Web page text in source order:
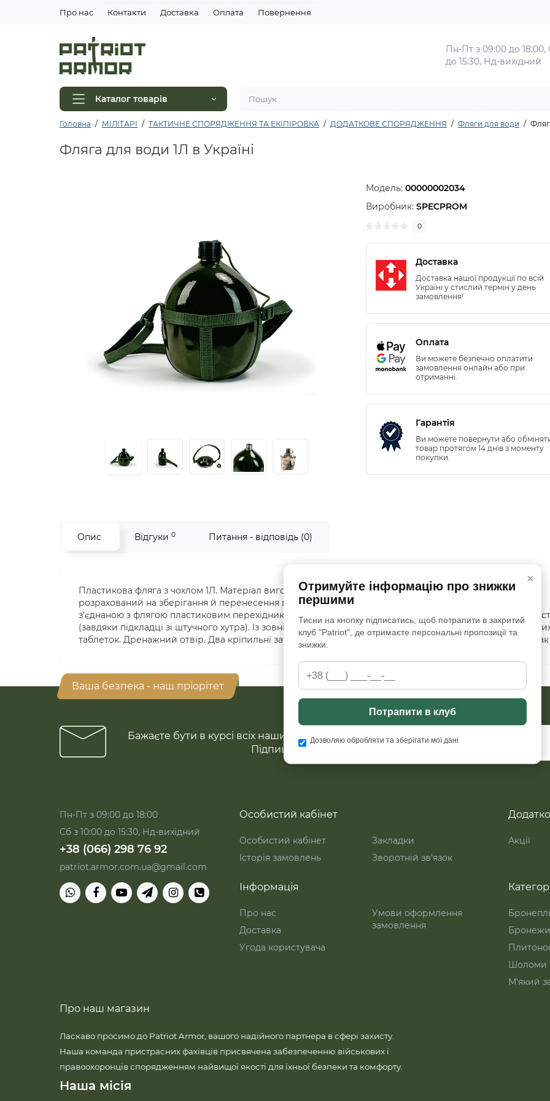
Про нас Контакти Доставка Оплата Повернення
Пн-Пт з 09:00 до 18:00,
до 15:30, Нд-вихідний
Каталог товарів
Головна МІЛІТАРІ ТАКТИЧНЕ СПОРЯДЖЕННЯ ТА ЕКІПІРОВКА ДОДАТКОВЕ СПОРЯДЖЕННЯ Фляги для води
Фляга для води 1Л в Україні
Модель:00000002034
Виробник:SPECPROM
0
Доставка
Доставка нашої продукції по всій
Україні у стислий термін у день
замовлення!
Оплата
Ви можете безпечно оплатити
замовлення онлайн або при
отриманні.
Гарантія
Ви можете повернути або
товар протягом 14 днів з моменту
покупки.
Опис Відгуки 0 Питання - відповідь (0)
Пластикова фляга з чохлом 1Л. Матеріал виготовлення — спеціальний харчовий пластик, який
розрахований на зберігання й перенесення води. Фляга забезпечена кришкою, що загвинчується,
з'єднаною з флягою пластиковим перехідником. Чохол нейлоновий і має термо-золювальні
(завдяки підкладці зі штучного хутра). Із зовнішнього боку — невелика кишенька для
таблеток. Дренажний отвір. Два кріпильні затискачі для кріплення на пояс, поясний ремінь або рюкзак
×
Отримуйте інформацію про знижки
першими
Тисни на кнопку підписатись, щоб потрапити в закритий
клуб "Patriot", де отримаєте персональні пропозиції та
знижки.
Потрапити в клуб
Дозволяю обробляти та зберігати мої дані
Ваша безпека - наш пріорітет
Бажаєте бути в курсі всіх наших акцій та знижок?
Підпишіться на розсилку
Пн-Пт з 09:00 до 18:00
Сб з 10:00 до 15:30, Нд-вихідний
+38 (066) 298 76 92
patriot.armor.com.ua@gmail.com
Особистий кабінет
Особистий кабінет
Історія замовлень
Закладки
Зворотній зв’язок
Акції
Інформація
Про нас
Доставка
Угода користувача
Умови оформлення
замовлення
Шоломи
М'який
Про наш магазин
Ласкаво просимо до Patriot Armor, вашого надійного партнера в сфері захисту.
Наша команда пристрасних фахівців присвячена забезпеченню військових і
правоохоронців спорядженням найвищої якості для їхньої безпеки та комфорту.
Наша місія